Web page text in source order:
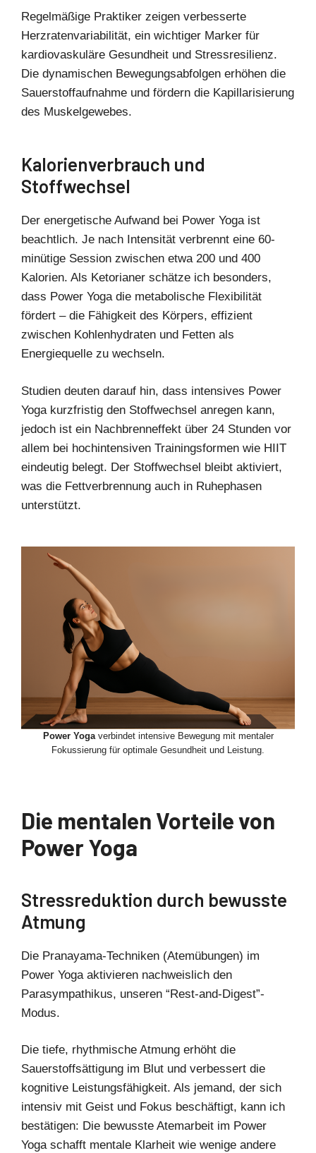
Regelmäßige Praktiker zeigen verbesserte
Herzratenvariabilität, ein wichtiger Marker für
kardiovaskuläre Gesundheit und Stressresilienz.
Die dynamischen Bewegungsabfolgen erhöhen die
Sauerstoffaufnahme und fördern die Kapillarisierung
des Muskelgewebes.
Kalorienverbrauch und
Stoffwechsel
Der energetische Aufwand bei Power Yoga ist
beachtlich. Je nach Intensität verbrennt eine 60-
minütige Session zwischen etwa 200 und 400
Kalorien. Als Ketorianer schätze ich besonders,
dass Power Yoga die metabolische Flexibilität
fördert – die Fähigkeit des Körpers, effizient
zwischen Kohlenhydraten und Fetten als
Energiequelle zu wechseln.
Studien deuten darauf hin, dass intensives Power
Yoga kurzfristig den Stoffwechsel anregen kann,
jedoch ist ein Nachbrenneffekt über 24 Stunden vor
allem bei hochintensiven Trainingsformen wie HIIT
eindeutig belegt. Der Stoffwechsel bleibt aktiviert,
was die Fettverbrennung auch in Ruhephasen
unterstützt.
Power Yogaverbindet intensive Bewegung mit mentaler
Fokussierung für optimale Gesundheit und Leistung.
Die mentalen Vorteile von
Power Yoga
Stressreduktion durch bewusste
Atmung
Die Pranayama-Techniken (Atemübungen) im
Power Yoga aktivieren nachweislich den
Parasympathikus, unseren “Rest-and-Digest”-
Modus.
Die tiefe, rhythmische Atmung erhöht die
Sauerstoffsättigung im Blut und verbessert die
kognitive Leistungsfähigkeit. Als jemand, der sich
intensiv mit Geist und Fokus beschäftigt, kann ich
bestätigen: Die bewusste Atemarbeit im Power
Yoga schafft mentale Klarheit wie wenige andere